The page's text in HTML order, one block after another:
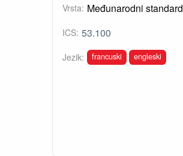
Vrsta: Međunarodni standard
ICS: 53.100
Jezik: francuski engleski